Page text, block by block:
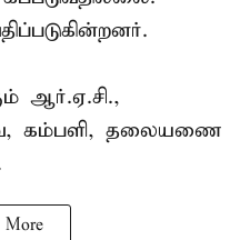
ஆர்.ஏ.சி.,
கம்பளி, தலையணை
More